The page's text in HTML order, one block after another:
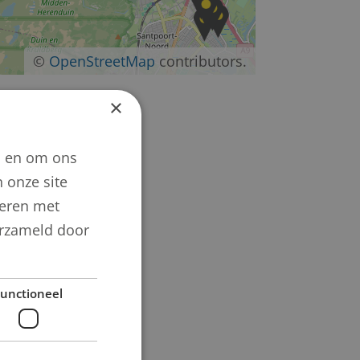
© OpenStreetMap contributors.
×
om ons
onze site
met
door